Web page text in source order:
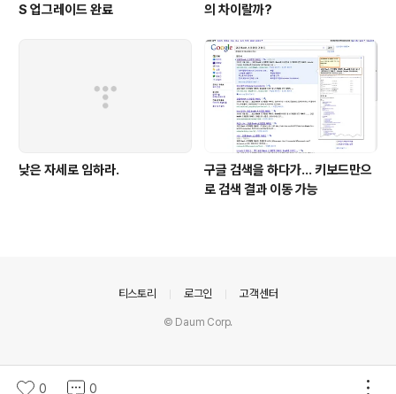
S 업그레이드 완료
의 차이랄까?
낮은 자세로 임하라.
구글 검색을 하다가... 키보드만으
로 검색 결과 이동 가능
0 0
티스토리 로그인 고객센터
© Daum Corp.